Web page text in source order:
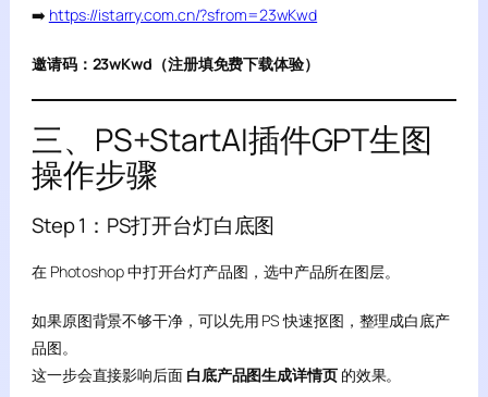
➡️ https://istarry.com.cn/?sfrom=23wKwd
邀请码：23wKwd（注册填免费下载体验）
三、PS+StartAI插件GPT生图
操作步骤
Step 1：PS打开台灯白底图
在 Photoshop 中打开台灯产品图，选中产品所在图层。
如果原图背景不够干净，可以先用 PS 快速抠图，整理成白底产
品图。
这一步会直接影响后面 白底产品图生成详情页的效果。